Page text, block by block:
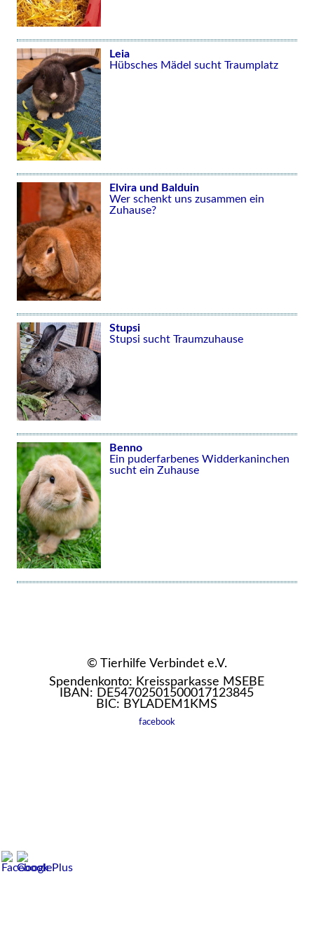
Leia
Hübsches Mädel sucht Traumplatz
Elvira und Balduin
Wer schenkt uns zusammen ein
Zuhause?
Stupsi
Stupsi sucht Traumzuhause
Benno
Ein puderfarbenes Widderkaninchen
sucht ein Zuhause
© Tierhilfe Verbindet e.V.
Spendenkonto: Kreissparkasse MSEBE
IBAN: DE54702501500017123845
BIC: BYLADEM1KMS
facebook